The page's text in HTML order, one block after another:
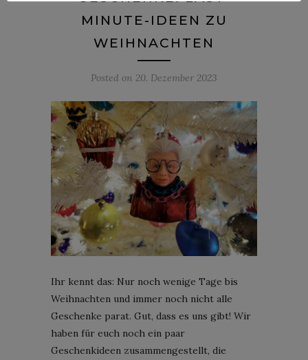
MINUTE-IDEEN ZU
WEIHNACHTEN
Posted on 20. Dezember 2023
Ihr kennt das: Nur noch wenige Tage bis
Weihnachten und immer noch nicht alle
Geschenke parat. Gut, dass es uns gibt! Wir
haben für euch noch ein paar
Geschenkideen zusammengestellt, die